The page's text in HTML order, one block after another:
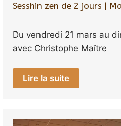
Sesshin zen de 2 jours |
Du vendredi 21 mars au
avec Christophe Maître
Lire la suite